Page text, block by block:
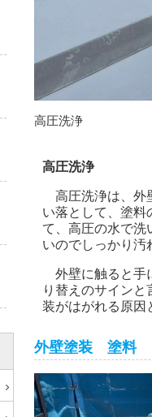
高圧洗浄
高圧洗浄
高圧洗浄は、外
い落として、塗料
て、高圧の水で洗
いのでしっかり汚
外壁に触ると手
り替えのサイン
装がはがれる原因
外壁塗装 塗料